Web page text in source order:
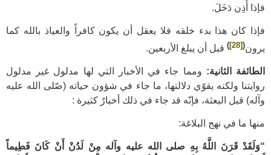
فإذا أَذِن دَخَلَ.
فإذا كان هذا بدء خلقه فلا يعقل أن يكون كافراً والعياذ بالله كما
يرون(
[28]
) قبل أن يبلغ الأربعين.
الطائفة الثانية: ومما جاء في الأخبار التي لها مدلول غير مدلول
روايتنا ولكنه يقوّي دلالتها، ما جاء في شؤون حياته (صّلى الله عليه
وآله) قبل البعثة، فإنّه قد جاء في ذلك أخبارٌ كثيرة :
منها ما في نهج البلاغة:
“وَلَقَدْ قَرَنَ اللَّهُ بِهِ صلى الله عليه وآله مِنْ لَدُنْ أَنْ كَانَ فَطِيماً